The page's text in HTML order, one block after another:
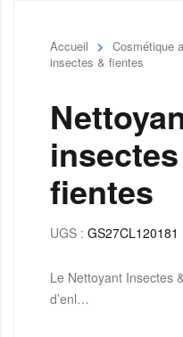
Accueil Cosmétique
insectes & fientes
fientes
UGS : GS27CL120181
Le Nettoyant Insectes
d’enl…